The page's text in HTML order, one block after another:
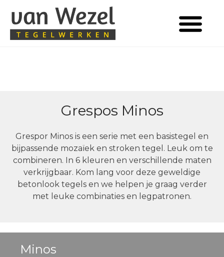
Grespos Minos
Grespor Minos is een serie met een basistegel en
bijpassende mozaïek en stroken tegel. Leuk om te
combineren. In 6 kleuren en verschillende maten
verkrijgbaar. Kom lang voor deze geweldige
betonlook tegels en we helpen je graag verder
met leuke combinaties en legpatronen.
Minos